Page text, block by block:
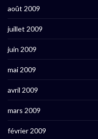
août 2009
juillet 2009
juin 2009
mai 2009
avril 2009
mars 2009
février 2009